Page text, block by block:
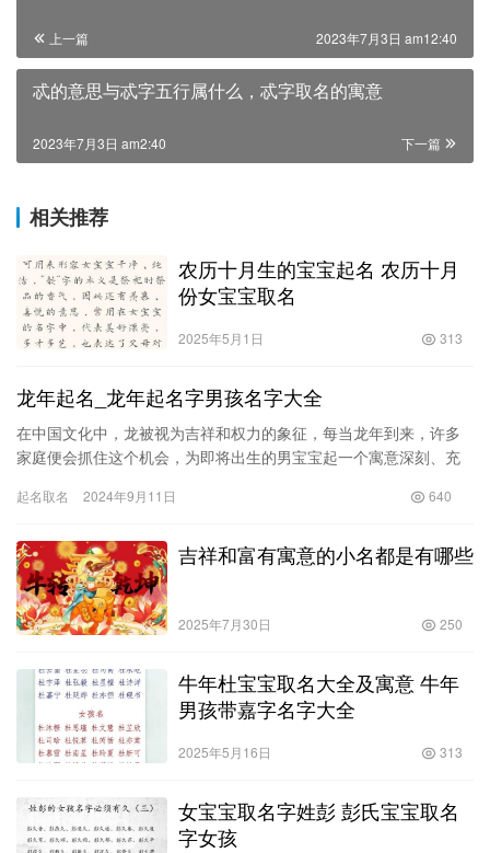
上一篇 2023年7月3日 am12:40
忒的意思与忒字五行属什么，忒字取名的寓意
下一篇
2023年7月3日 am2:40
相关推荐
农历十月生的宝宝起名 农历十月
份女宝宝取名
2025年5月1日 313
龙年起名_龙年起名字男孩名字大全
在中国文化中，龙被视为吉祥和权力的象征，每当龙年到来，许多
家庭便会抓住这个机会，为即将出生的男宝宝起一个寓意深刻、充
生的男…
起名取名 2024年9月11日 640
吉祥和富有寓意的小名都是有哪些
2025年7月30日 250
牛年杜宝宝取名大全及寓意 牛年
男孩带嘉字名字大全
2025年5月16日 313
女宝宝取名字姓彭 彭氏宝宝取名
字女孩